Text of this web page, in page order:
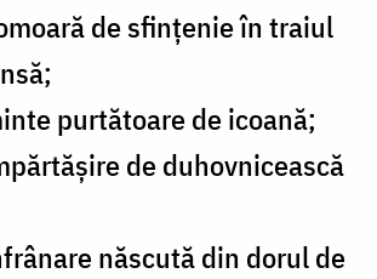
de sfințenie în traiul
purtătoare de icoană;
de duhovnicească
născută din dorul de